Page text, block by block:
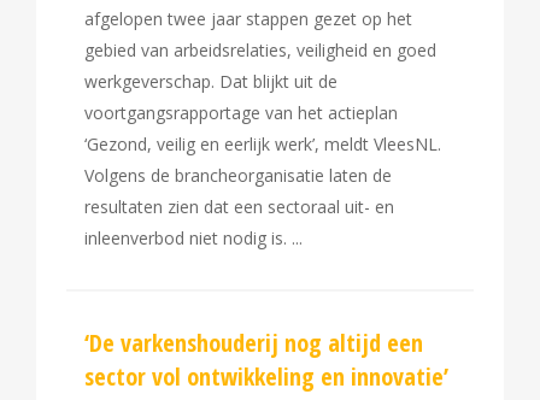
afgelopen twee jaar stappen gezet op het
gebied van arbeidsrelaties, veiligheid en goed
werkgeverschap. Dat blijkt uit de
voortgangsrapportage van het actieplan
‘Gezond, veilig en eerlijk werk’, meldt VleesNL.
Volgens de brancheorganisatie laten de
resultaten zien dat een sectoraal uit- en
inleenverbod niet nodig is.
‘De varkenshouderij nog altijd een
sector vol ontwikkeling en innovatie’